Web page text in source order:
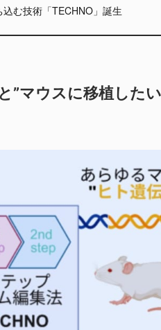
む技術「TECHNO」誕生
”マウスに移植したい